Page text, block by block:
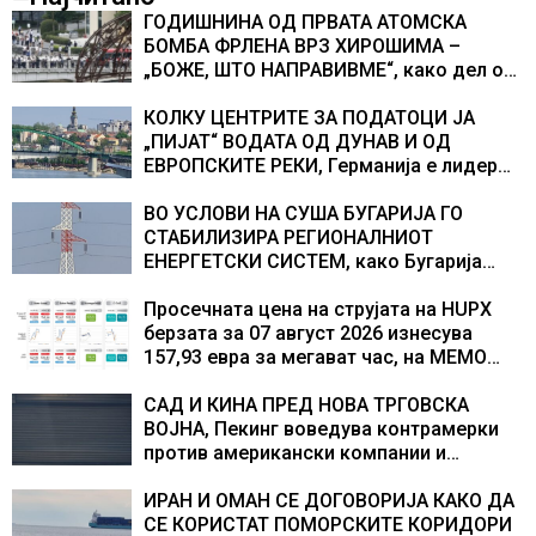
ГОДИШНИНА ОД ПРВАТА АТОМСКА
БОМБА ФРЛЕНА ВРЗ ХИРОШИМА –
„БОЖЕ, ШТО НАПРАВИВМЕ“, како дел од
учесниците во бомбардирањето го
доживуваа овој настан што го промени
текот на историјата
КОЛКУ ЦЕНТРИТЕ ЗА ПОДАТОЦИ ЈА
„ПИЈАТ“ ВОДАТА ОД ДУНАВ И ОД
ЕВРОПСКИТЕ РЕКИ, Германија е лидер
центри за податоци
ВО УСЛОВИ НА СУША БУГАРИЈА ГО
СТАБИЛИЗИРА РЕГИОНАЛНИОТ
ЕНЕРГЕТСКИ СИСТЕМ, како Бугарија
складирање на енергија од батерии
Просечната цена на струјата на HUPX
берзата за 07 август 2026 изнесува
157,93 евра за мегават час, на МЕМО
САД И КИНА ПРЕД НОВА ТРГОВСКА
ВОЈНА, Пекинг воведува контрамерки
против американски компании и
ИРАН И ОМАН СЕ ДОГОВОРИЈА КАКО ДА
СЕ КОРИСТАТ ПОМОРСКИТЕ КОРИДОРИ